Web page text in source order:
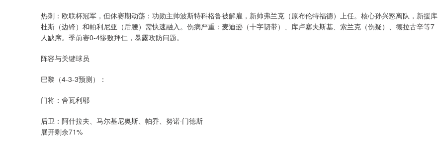
热刺：欧联杯冠军，但休赛期动荡：功勋主帅波斯特科格鲁被解雇，新帅弗兰克（原布伦特福德）上任。核心孙兴慜离队，新援库
杜斯（边锋）和帕利尼亚（后腰）需快速融入。伤病严重：麦迪逊（十字韧带）、库卢塞夫斯基、索兰克（伤疑）、德拉古辛等7
人缺席。季前赛0-4惨败拜仁，暴露攻防问题。
阵容与关键球员
巴黎（4-3-3预测）：
门将：舍瓦利耶
后卫：阿什拉夫、马尔基尼奥斯、帕乔、努诺·门德斯
展开剩余71%